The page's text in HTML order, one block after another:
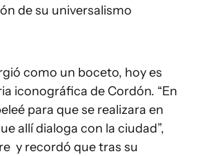
de su universalismo
como un boceto, hoy es
iconográfica de Cordón. “En
para que se realizara en
allí dialoga con la ciudad”,
y recordó que tras su